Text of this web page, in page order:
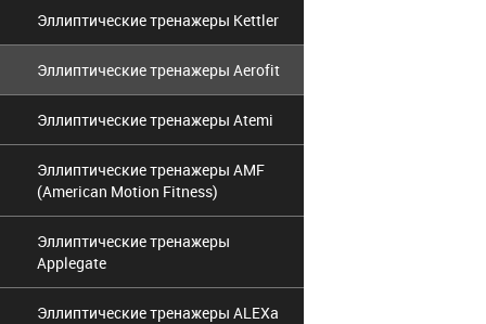
Эллиптические тренажеры Kettler
Эллиптические тренажеры Aerofit
Эллиптические тренажеры Atemi
Эллиптические тренажеры AMF
(American Motion Fitness)
Эллиптические тренажеры
Applegate
Эллиптические тренажеры ALEXa